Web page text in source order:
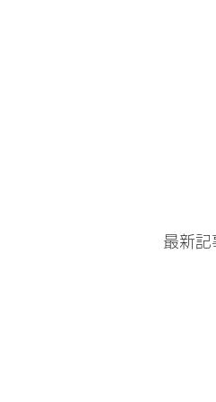
最新記